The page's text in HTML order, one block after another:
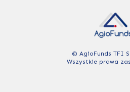
© AgioFunds TFI
Wszystkie prawa